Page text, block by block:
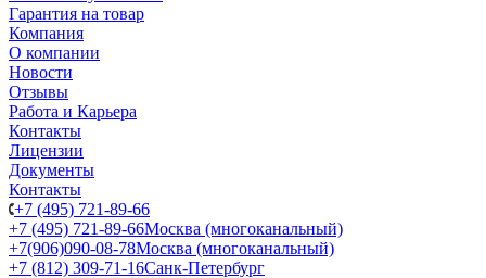
Гарантия на товар
Компания
О компании
Новости
Отзывы
Работа и Карьера
Контакты
Лицензии
Документы
Контакты
+7 (495) 721-89-66
+7 (495) 721-89-66Москва (многоканальный)
+7(906)090-08-78Москва (многоканальный)
+7 (812) 309-71-16Санк-Петербург